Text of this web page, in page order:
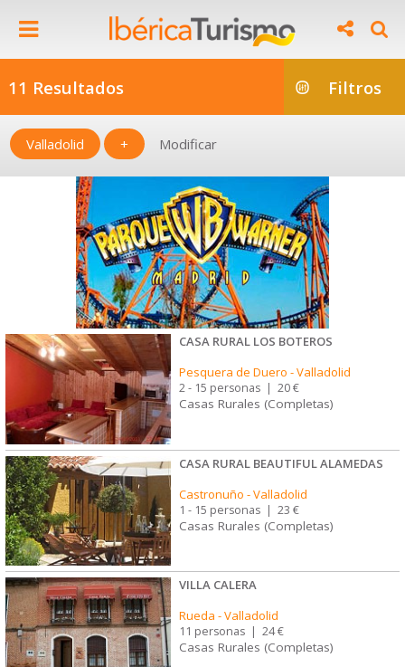
11 Resultados Filtros
Valladolid + Modificar
CASA RURAL LOS BOTEROS
Pesquera de Duero -Valladolid
2 - 15 personas | 20 €
Casas Rurales (Completas)
CASA RURAL BEAUTIFUL ALAMEDAS
Castronuño -Valladolid
1 - 15 personas | 23 €
Casas Rurales (Completas)
VILLA CALERA
Rueda -Valladolid
11 personas 24 €
Casas Rurales (Completas)